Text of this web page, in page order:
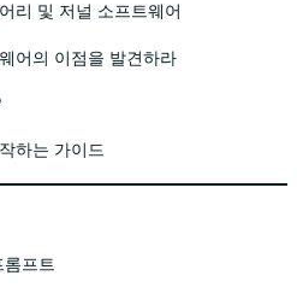
리 및 저널 소프트웨어
어의 이점을 발견하라
하는 가이드
프트